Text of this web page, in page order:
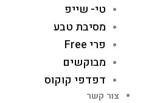
טי- שייפ
מסיבת טבע
פרי Free
מבוקשים
דפדפי קוקוס
צור קשר